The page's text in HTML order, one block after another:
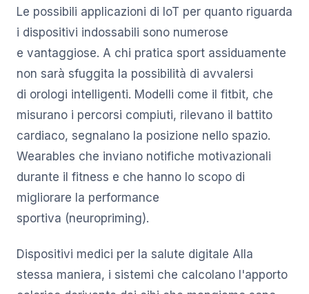
Le possibili applicazioni di IoT per quanto riguarda
i dispositivi indossabili sono numerose
e vantaggiose. A chi pratica sport assiduamente
non sarà sfuggita la possibilità di avvalersi
di orologi intelligenti. Modelli come il fitbit, che
misurano i percorsi compiuti, rilevano il battito
cardiaco, segnalano la posizione nello spazio.
Wearables che inviano notifiche motivazionali
durante il fitness e che hanno lo scopo di
migliorare la performance
sportiva (neuropriming).
Dispositivi medici per la salute digitale Alla
stessa maniera, i sistemi che calcolano l'apporto